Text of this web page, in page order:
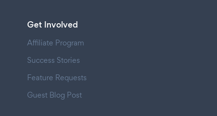
Get Involved
Affiliate Program
Success Stories
Feature Requests
Guest Blog Post